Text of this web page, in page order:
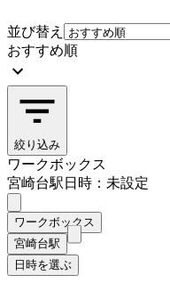
並び替え
おすすめ順
絞り込み
ワークボックス
宮崎台駅日時：未設定
ワークボックス
宮崎台駅
日時を選ぶ